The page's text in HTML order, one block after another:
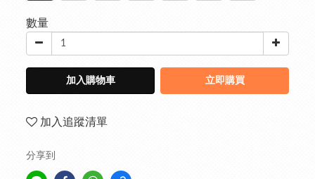
數量
加入購物車 立即購買
加入追蹤清單
分享到